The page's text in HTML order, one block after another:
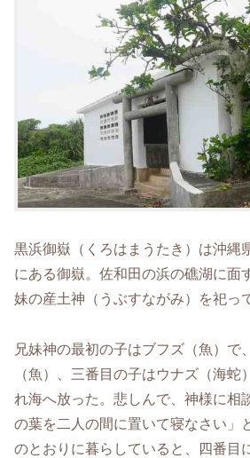
黒浜御嶽（くろはまうたき）は沖縄
にある御嶽。佐和田の浜の礁湖に面
妹の産土神（うぶすながみ）を祀っ
兄妹神の最初の子はブフズ（魚）で
（魚）、三番目の子はウナズ（海蛇
れ海へ放った。悲しんで、神様に相
の葉を二人の間に置いて寝なさい」
のとおりに暮らしていると、四番目